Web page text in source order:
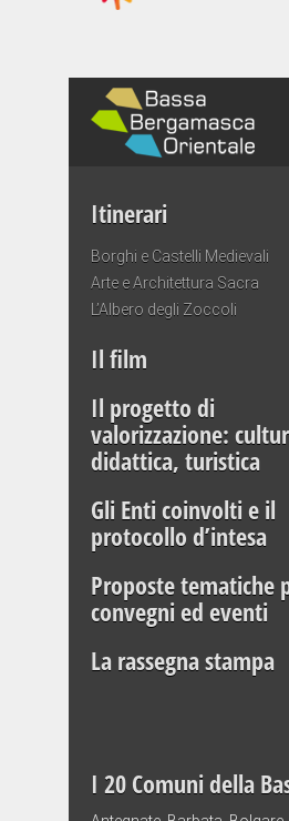
Itinerari
Borghi e Castelli Medievali
Arte e Architettura Sacra
L’Albero degli Zoccoli
Il film
Il progetto di
valorizzazione:
didattica, turistica
Gli Enti coinvolti e il
protocollo d’intesa
Proposte tematiche
convegni ed eventi
La rassegna stampa
I 20 Comuni della